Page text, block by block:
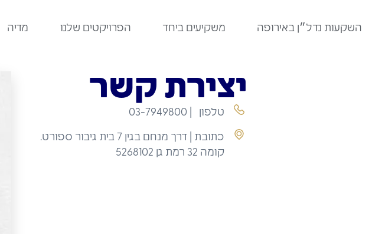
השקעות נדל״ן באירופה משקיעים ביחד הפרויקטים שלנו מדיה
יצירת קשר
טלפון | 03-7949800
כתובת | דרך מנחם בגין 7 בית גיבור ספורט.
קומה 32 רמת גן 5268102